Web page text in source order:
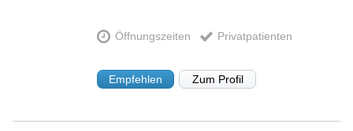
Öffnungszeiten Privatpatienten
Empfehlen Zum Profil